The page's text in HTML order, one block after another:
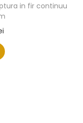
in fir continuu